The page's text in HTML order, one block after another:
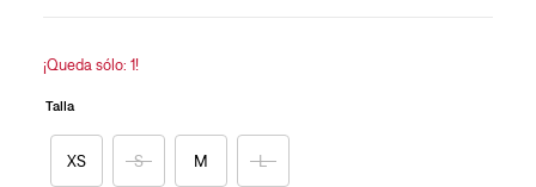
misma
¡Queda sólo: 1!
Talla
XS S M L